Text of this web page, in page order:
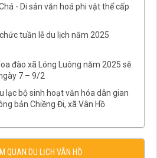
- Di sản văn hoá phi vật thể cấp
tuần lễ du lịch năm 2025
đào xã Lóng Luông năm 2025 sẽ
7 – 9/2
lạc bộ sinh hoạt văn hóa dân gian
bản Chiềng Đi, xã Vân Hồ
QUAN DU LỊCH VÂN HỒ